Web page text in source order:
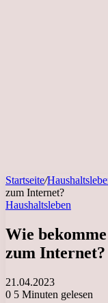
Startseite/
zum Internet?
Haushaltsleben
Wie
zum Internet?
21.04.2023
0 5 Minuten gelesen